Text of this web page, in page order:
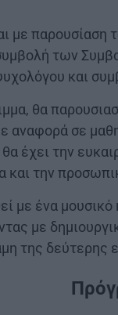
με παρουσίαση
των
και
θα
αναφορά σε
έχει την
και την
με ένα μουσικό
με
της δεύτερης